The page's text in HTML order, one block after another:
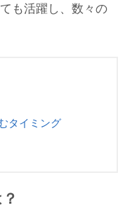
も活躍し、数々の
タイミング